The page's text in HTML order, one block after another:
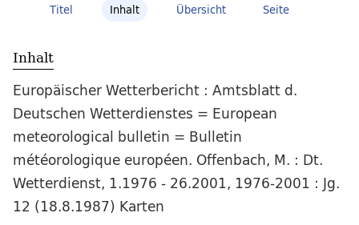
Titel Inhalt Übersicht Seite
Inhalt
Europäischer Wetterbericht : Amtsblatt d.
Deutschen Wetterdienstes = European
meteorological bulletin = Bulletin
météorologique européen. Offenbach, M. : Dt.
Wetterdienst, 1.1976 - 26.2001, 1976-2001 : Jg.
12 (18.8.1987) Karten